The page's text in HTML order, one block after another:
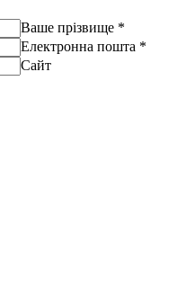
Ваше прізвище *
Електронна пошта *
Сайт